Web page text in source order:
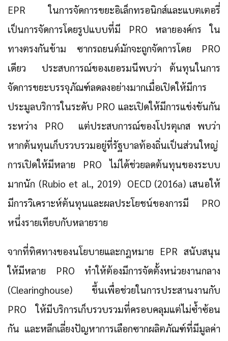
EPR ในการจัดการขยะอิเล็กทรอนิกส์และแบตเตอรี่
เป็นการจัดการโดยรูปแบบที่มี PRO หลายองค์กร ใน
ทางตรงกันข้าม ซากรถยนต์มักจะถูกจัดการโดย PRO
เดียว ประสบการณ์ของเยอรมนีพบว่า ต้นทุนในการ
จัดการขยะบรรจุภัณฑ์ลดลงอย่างมากเมื่อเปิดให้มีการ
ประมูลบริการในระดับ PRO และเปิดให้มีการแข่งขันกัน
ระหว่าง PRO แต่ประสบการณ์ของโปรตุเกส พบว่า
หากต้นทุนเก็บรวบรวมอยู่ที่รัฐบาลท้องถิ่นเป็นส่วนใหญ่
การเปิดให้มีหลาย PRO ไม่ได้ช่วยลดต้นทุนของระบบ
มากนัก (Rubio et al., 2019) OECD (2016a) เสนอให้
มีการวิเคราะห์ต้นทุนและผลประโยชน์ของการมี PRO
หนึ่งรายเทียบกับหลายราย
จากที่ทิศทางของนโยบายและกฎหมาย EPR สนับสนุน
ให้มีหลาย PRO ทำให้ต้องมีการจัดตั้งหน่วยงานกลาง
(Clearinghouse) ขึ้นเพื่อช่วยในการประสานงานกับ
PRO ให้มีบริการเก็บรวบรวมที่ครอบคลุมแต่ไม่ซ้ำซ้อน
กัน และหลีกเลี่ยงปัญหาการเลือกซากผลิตภัณฑ์ที่มีมูลค่า